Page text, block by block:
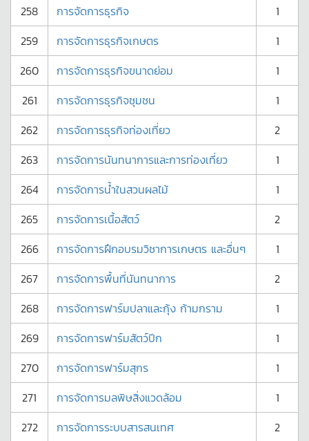
258
การจัดการธุรกิจ
1
259
การจัดการธุรกิจเกษตร
1
260
การจัดการธุรกิจขนาดย่อม
1
261
การจัดการธุรกิจชุมชน
1
262
การจัดการธุรกิจท่องเที่ยว
2
263
การจัดการนันทนาการและการท่องเที่ยว
1
264
การจัดการน้ำในสวนผลไม้
1
265
การจัดการเนื้อสัตว์
2
266
การจัดการฝึกอบรมวิชาการเกษตร และอื่นๆ
1
267
การจัดการพื้นที่นันทนาการ
2
268
การจัดการฟาร์มปลาและกุ้ง ก้ามกราม
1
269
การจัดการฟาร์มสัตว์ปีก
1
270
การจัดการฟาร์มสุกร
1
271
การจัดการมลพิษสิ่งแวดล้อม
1
272
การจัดการระบบสารสนเทศ
2